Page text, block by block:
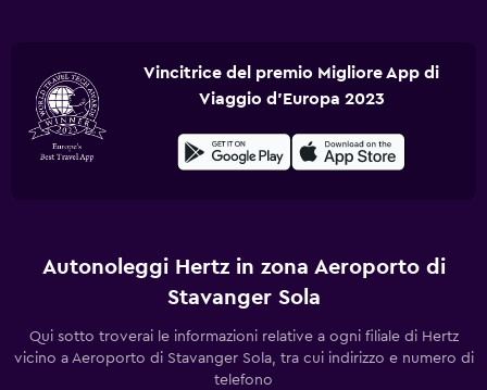
Vincitrice del premio Migliore App di
Viaggio d'Europa 2023
Autonoleggi Hertz in zona Aeroporto di
Stavanger Sola
Qui sotto troverai le informazioni relative a ogni filiale di Hertz
vicino a Aeroporto di Stavanger Sola, tra cui indirizzo e numero di
telefono